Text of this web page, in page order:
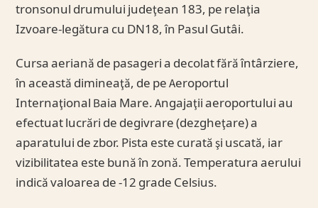
tronsonul drumului judeţean 183, pe relaţia
Izvoare-legătura cu DN18, în Pasul Gutâi.
Cursa aeriană de pasageri a decolat fără întârziere,
în această dimineaţă, de pe Aeroportul
Internaţional Baia Mare. Angajaţii aeroportului au
efectuat lucrări de degivrare (dezgheţare) a
aparatului de zbor. Pista este curată şi uscată, iar
vizibilitatea este bună în zonă. Temperatura aerului
indică valoarea de -12 grade Celsius.